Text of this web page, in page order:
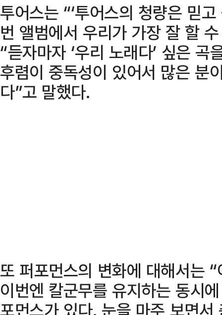
투어스는 “‘투어스의 청량은 믿
번 앨범에서 우리가 가장 잘 할
“듣자마자 ‘우리 노래다’ 싶은
후렴이 중독성이 있어서 많은 분
다”고 말했다.
또 퍼포먼스의 변화에 대해서는
이번엔 칼군무를 유지하는 동시
포먼스가 있다. 눈을 마주 보면